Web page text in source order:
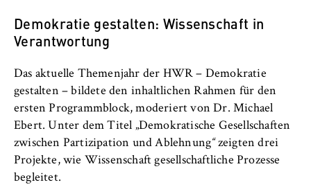
c
o
n
o
m
i
c
s
a
n
Internationales
Organisation der Hochschule
Serviceeinrichtungen
Stellenangebote
Demokratie gestalten: Wissenschaft in
Verantwortung
Das aktuelle Themenjahr der HWR – Demokratie
gestalten – bildete den inhaltlichen Rahmen für den
ersten Programmblock, moderiert von Dr. Michael
Ebert. Unter dem Titel „Demokratische Gesellschaften
zwischen Partizipation und Ablehnung“zeigten drei
Projekte, wie Wissenschaft gesellschaftliche Prozesse
begleitet.
Betreiber dieser Website
Dient der Identifizierung der
Browsersitzung für eingeloggte Frontend-
Benutzer (z. B. im geschützten
Mitgliederbereich). Er speichert die
Session-ID und sorgt dafür, dass der Nutzer
während des Besuchs eingeloggt bleibt.
Cookie Laufzeit: